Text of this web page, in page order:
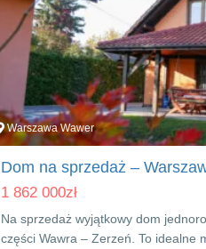
Warszawa Wawer
Dom na sprzedaż –
1 862 000zł
Na sprzedaż wyjątkowy dom
części Wawra – Zerzeń. To idealne